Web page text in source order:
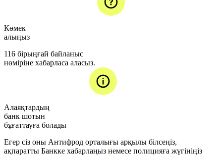
Көмек
алыңыз
116 бірыңғай байланыс
нөміріне хабарласа аласыз.
Алаяқтардың
банк шотын
бұғаттауға болады
Егер сіз оны Антифрод орталығы арқылы білсеңіз,
ақпаратты Банкке хабарлаңыз немесе полицияға жүгініңіз